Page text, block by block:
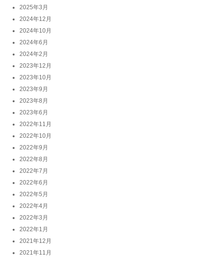
2025年3月
2024年12月
2024年10月
2024年6月
2024年2月
2023年12月
2023年10月
2023年9月
2023年8月
2023年6月
2022年11月
2022年10月
2022年9月
2022年8月
2022年7月
2022年6月
2022年5月
2022年4月
2022年3月
2022年1月
2021年12月
2021年11月